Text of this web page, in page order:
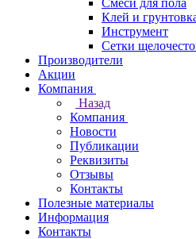
Смеси для пола
Клей и
Инструмент
Сетки
Производители
Акции
Компания
Назад
Компания
Новости
Публикации
Реквизиты
Отзывы
Контакты
Полезные материалы
Информация
Контакты